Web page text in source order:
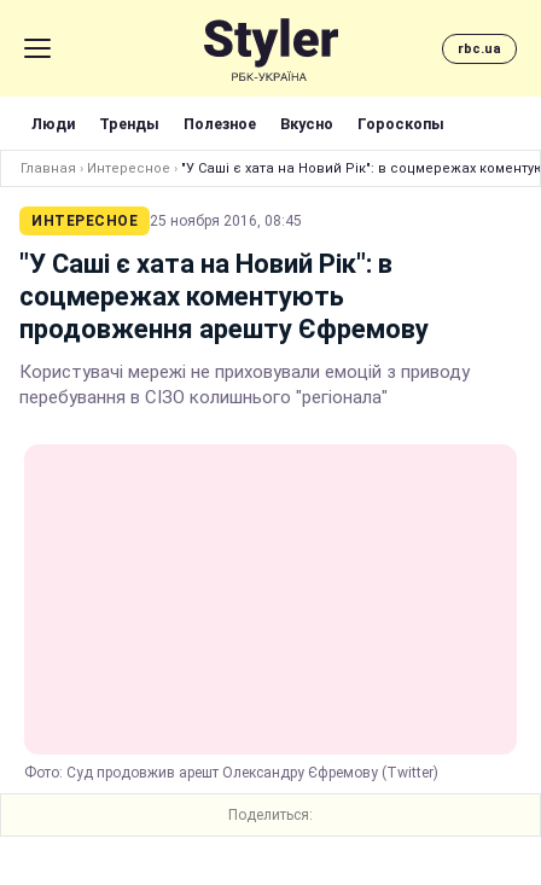
rbc.ua
Люди Тренды Полезное Вкусно Гороскопы
Главная › Интересное › "У Саші є хата на Новий Рік": в соцмережах
ИНТЕРЕСНОЕ 25 ноября 2016, 08:45
"У Саші є хата на Новий Рік": в
соцмережах коментують
продовження арешту Єфремову
Користувачі мережі не приховували емоцій з приводу
перебування в СІЗО колишнього "регіонала"
Фото: Суд продовжив арешт Олександру Єфремову (Twitter)
Поделиться: